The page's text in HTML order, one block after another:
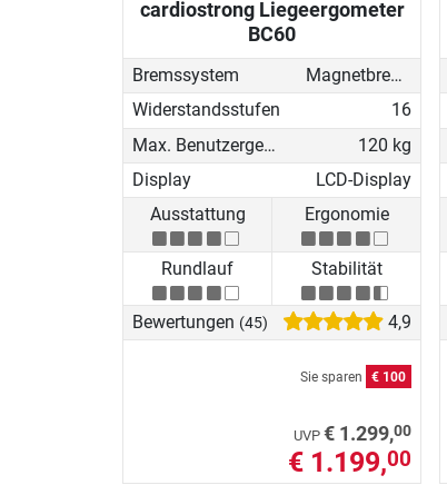
cardiostrong Liegeergometer
BC60
Bremssystem
Magnetbremse (elektronisch)
Widerstandsstufen
16
Max. Benutzergewicht
120 kg
Display
LCD-Display
Ausstattung
Ergonomie
Rundlauf Stabilität
Bewertungen (45) 4,9
Sie sparen € 100
UVP € 1.299,00
€ 1.199,00